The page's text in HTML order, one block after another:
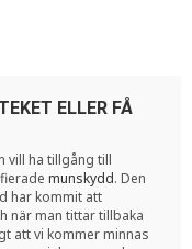
ELLER FÅ
vill ha tillgång till
munskydd. Den
har kommit att
när man tittar tillbaka
att vi kommer minnas